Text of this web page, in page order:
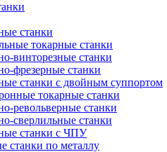
станки
токарные станки
винторезные станки
фрезерные станки
станки с двойным суппортом
токарные станки
револьверные станки
сверлильные станки
станки с ЧПУ
станки по металлу